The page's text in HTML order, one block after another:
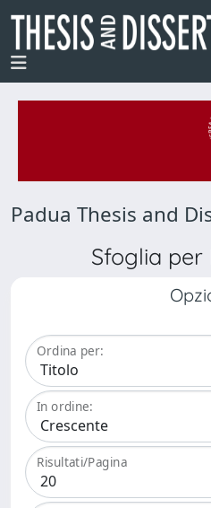
Padua Thesis and
Sfoglia per
Ordina per:
In ordine:
Risultati/Pagina